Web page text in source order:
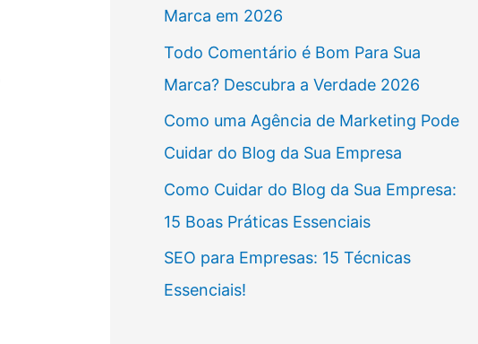
Marca em 2026
Todo Comentário é Bom Para Sua
Marca? Descubra a Verdade 2026
Como uma Agência de Marketing Pode
Cuidar do Blog da Sua Empresa
Como Cuidar do Blog da Sua Empresa:
15 Boas Práticas Essenciais
SEO para Empresas: 15 Técnicas
Essenciais!